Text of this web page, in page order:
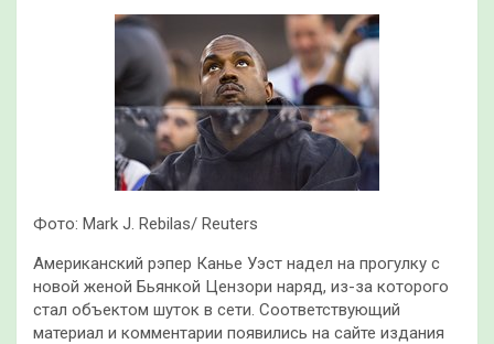
Фото: Mark J. Rebilas/ Reuters
Американский рэпер Канье Уэст надел на прогулку с
новой женой Бьянкой Цензори наряд, из-за которого
стал объектом шуток в сети. Соответствующий
материал и комментарии появились на сайте издания